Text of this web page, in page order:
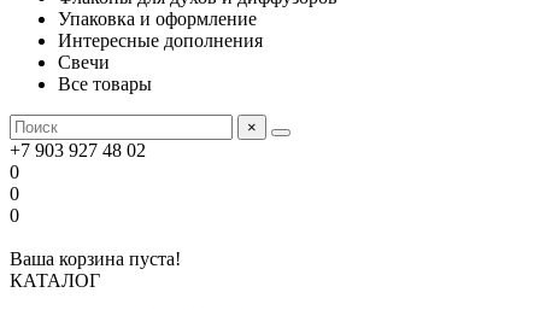
Упаковка и оформление
Интересные дополнения
Свечи
Все товары
×
+7 903 927 48 02
0
0
0
Ваша корзина пуста!
КАТАЛОГ